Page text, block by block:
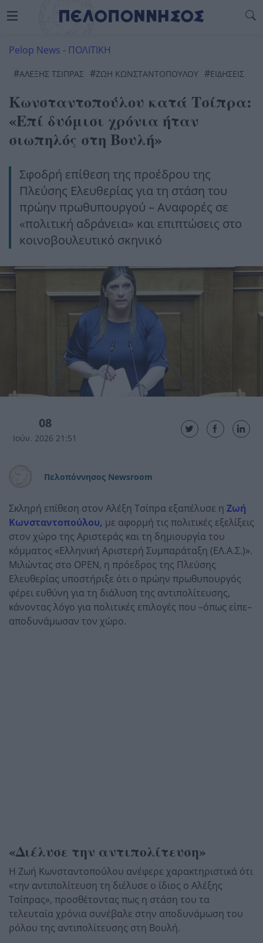
Pelop News - ΠΟΛΙΤΙΚΗ
#ΑΛΈΞΗΣ ΤΣΊΠΡΑΣ #ΖΩΗ ΚΩΝΣΤΑΝΤΟΠΟΥΛΟΥ #ΕΙΔΗΣΕΙΣ
Κωνσταντοπούλου κατά Τσίπρα:
«Επί δυόμισι χρόνια ήταν
σιωπηλός στη Βουλή»
Σφοδρή επίθεση της προέδρου της
Πλεύσης Ελευθερίας για τη στάση του
πρώην πρωθυπουργού – Αναφορές σε
«πολιτική αδράνεια» και επιπτώσεις στο
κοινοβουλευτικό σκηνικό
08
Ιούν. 2026 21:51
Πελοπόννησος Newsroom
Σκληρή επίθεση στον Αλέξη Τσίπρα εξαπέλυσε η Ζωή
Κωνσταντοπούλου, με αφορμή τις πολιτικές εξελίξεις
στον χώρο της Αριστεράς και τη δημιουργία του
κόμματος «Ελληνική Αριστερή Συμπαράταξη (ΕΛ.Α.Σ.)».
Μιλώντας στο OPEN, η πρόεδρος της Πλεύσης
Ελευθερίας υποστήριξε ότι ο πρώην πρωθυπουργός
φέρει ευθύνη για τη διάλυση της αντιπολίτευσης,
κάνοντας λόγο για πολιτικές επιλογές που –όπως είπε–
αποδυνάμωσαν τον χώρο.
«Διέλυσε την αντιπολίτευση»
Η Ζωή Κωνσταντοπούλου ανέφερε χαρακτηριστικά ότι
«την αντιπολίτευση τη διέλυσε ο ίδιος ο Αλέξης
Τσίπρας», προσθέτοντας πως η στάση του τα
τελευταία χρόνια συνέβαλε στην αποδυνάμωση του
ρόλου της αντιπολίτευσης στη Βουλή.